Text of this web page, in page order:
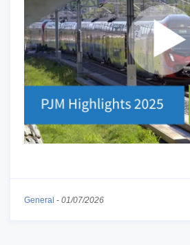
General - 01/07/2026